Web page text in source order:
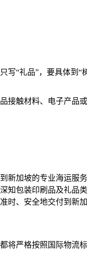
写“礼品”，要具体到“
接触材料、电子产品
新加坡的专业海运服
知包装印刷品及礼品
时、安全地交付到新
将严格按照国际物流